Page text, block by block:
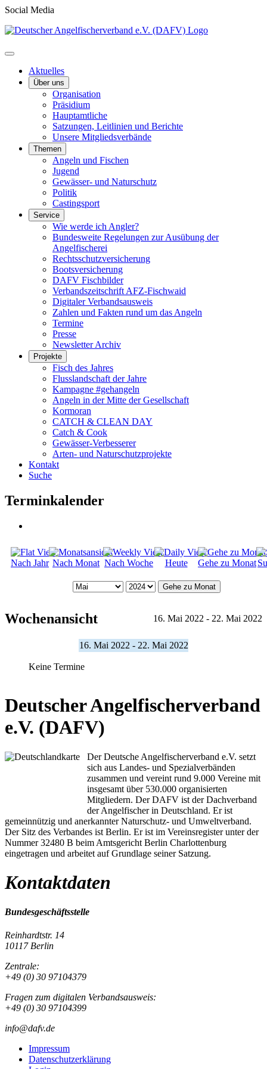
Social Media
Aktuelles
Über uns
Organisation
Präsidium
Hauptamtliche
Satzungen, Leitlinien und Berichte
Unsere Mitgliedsverbände
Themen
Angeln und Fischen
Jugend
Gewässer- und Naturschutz
Politik
Castingsport
Service
Wie werde ich Angler?
Bundesweite Regelungen zur Ausübung der
Angelfischerei
Rechtsschutzversicherung
Bootsversicherung
DAFV Fischbilder
Verbandszeitschrift AFZ-Fischwaid
Digitaler Verbandsausweis
Zahlen und Fakten rund um das Angeln
Termine
Presse
Newsletter Archiv
Projekte
Fisch des Jahres
Flusslandschaft der Jahre
Kampagne #gehangeln
Angeln in der Mitte der Gesellschaft
Kormoran
CATCH & CLEAN DAY
Catch & Cook
Gewässer-Verbesserer
Arten- und Naturschutzprojekte
Kontakt
Suche
Terminkalender
Nach Jahr Nach Monat Nach Woche Heute Gehe zu Monat
Gehe zu Monat
Wochenansicht 16. Mai 2022 - 22. Mai 2022
16. Mai 2022 - 22. Mai 2022
Keine Termine
Deutscher Angelfischerverband
e.V. (DAFV)
Der Deutsche Angelfischerverband e.V. setzt
sich aus Landes- und Spezialverbänden
zusammen und vereint rund 9.000 Vereine mit
insgesamt über 530.000 organisierten
Mitgliedern. Der DAFV ist der Dachverband
der Angelfischer in Deutschland. Er ist
gemeinnützig und anerkannter Naturschutz- und Umweltverband.
Der Sitz des Verbandes ist Berlin. Er ist im Vereinsregister unter der
Nummer 32480 B beim Amtsgericht Berlin Charlottenburg
eingetragen und arbeitet auf Grundlage seiner Satzung.
Kontaktdaten
Bundesgeschäftsstelle
Reinhardtstr. 14
10117 Berlin
Zentrale:
+49 (0) 30 97104379
Fragen zum digitalen Verbandsausweis:
+49 (0) 30 97104399
info@dafv.de
Impressum
Datenschutzerklärung